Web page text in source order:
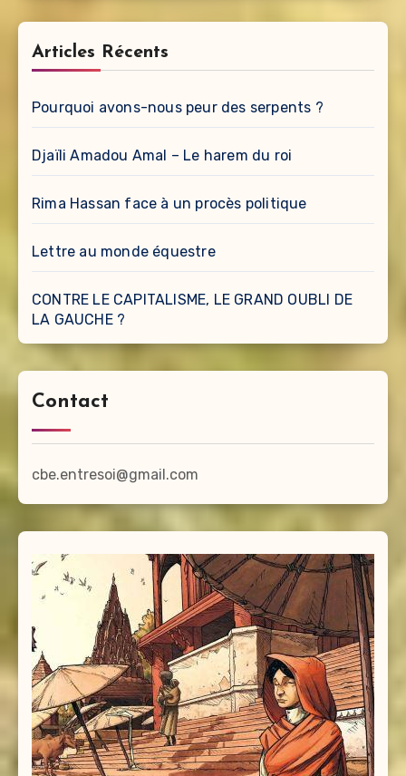
Articles Récents
Pourquoi avons-nous peur des serpents ?
Djaïli Amadou Amal – Le harem du roi
Rima Hassan face à un procès politique
Lettre au monde équestre
CONTRE LE CAPITALISME, LE GRAND OUBLI DE
LA GAUCHE ?
Contact
cbe.entresoi@gmail.com